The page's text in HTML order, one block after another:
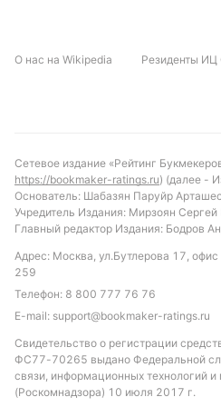
40.5, учитывая статистику
предложить выгодные
минимальными рисками.
Обновлено:
Автор
Дмитрий
Специалист по спортивному
статей о букмекерах, автор
О нас на Wikipedia Резиденты ИЦ
Сетевое издание «Рейтинг
https://bookmaker-ratings.ru) (далее -
Основатель: Шабазян Паруйр
Учредитель Издания: Мирзоян
Главный редактор Издания: Бодров
Адрес: Москва, ул.Бутлерова 17, офис
259
Телефон: 8 800 777 76 76
E-mail: support@bookmaker-ratings.ru
Свидетельство о регистрации
ФС77-70265 выдано Федеральной
связи, информационных технологий
(Роскомнадзора) 10 июля 2017 г.